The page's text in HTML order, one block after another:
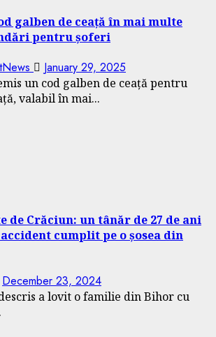
galben de ceață în mai multe
pentru șoferi
January 29, 2025
un cod galben de ceață pentru
valabil în mai...
de Crăciun: un tânăr de 27 de ani
cumplit pe o șosea din
December 23, 2024
a lovit o familie din Bihor cu